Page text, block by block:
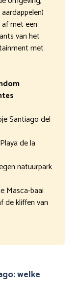
met een
van het
met
Santiago del
de la
natuurpark
Masca-baai
de kliffen van
welke